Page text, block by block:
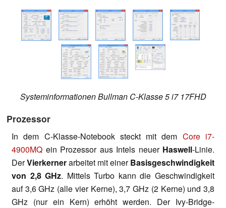
Systeminformationen Bullman C-Klasse 5 i7 17FHD
Prozessor
In dem C-Klasse-Notebook steckt mit dem Core i7-
4900MQ ein Prozessor aus Intels neuer Haswell-Linie.
DerVierkernerarbeitet mit einerBasisgeschwindigkeit
von 2,8 GHz. Mittels Turbo kann die Geschwindigkeit
auf 3,6 GHz (alle vier Kerne), 3,7 GHz (2 Kerne) und 3,8
GHz (nur ein Kern) erhöht werden. Der Ivy-Bridge-